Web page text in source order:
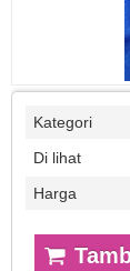
Kategori
Di lihat
Harga